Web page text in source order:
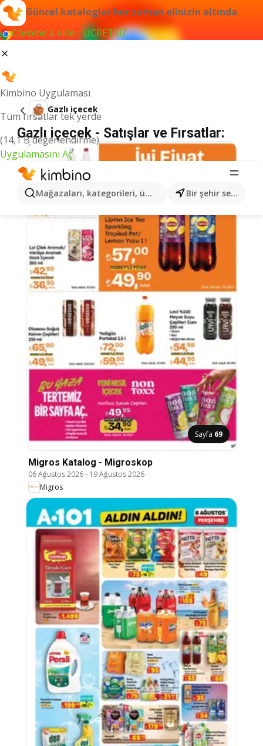
Güncel kataloglar her zaman elinizin altında
Chrome'a ekle - ÜCRETSİZ
Kimbino Uygulaması
Tüm fırsatlar tek yerde
(14,1 B değerlendirme)
Uygulamasını Aç
Mağazaları, kategorileri, ürünleri arayın... Bir şehir seçin
Gazlı içecek
Gazlı içecek - Satışlar ve Fırsatlar:
Sayfa 69
Migros Katalog - Migroskop
06 Ağustos 2026- 19 Ağustos 2026
Migros